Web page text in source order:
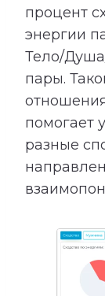
процент
энергии
Тело/
пары.
помогает
разные